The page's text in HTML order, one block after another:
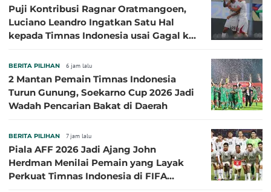
Puji Kontribusi Ragnar Oratmangoen,
Luciano Leandro Ingatkan Satu Hal
kepada Timnas Indonesia usai Gagal ke
BERITA PILIHAN 6 jam lalu
2 Mantan Pemain Timnas Indonesia
Turun Gunung, Soekarno Cup 2026 Jadi
Wadah Pencarian Bakat di Daerah
BERITA PILIHAN 7 jam lalu
Piala AFF 2026 Jadi Ajang John
Herdman Menilai Pemain yang Layak
Perkuat Timnas Indonesia di FIFA